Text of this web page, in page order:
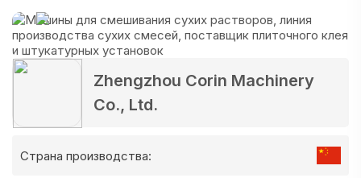
Zhengzhou Corin Machinery
Co., Ltd.
Страна производства: